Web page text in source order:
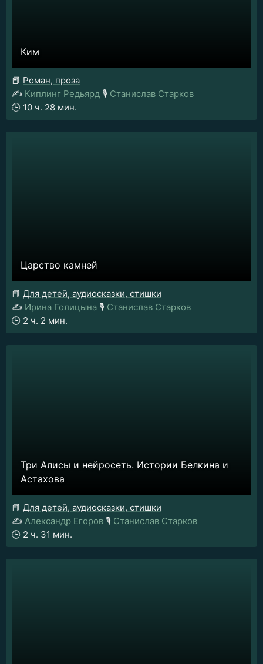
Ким
📕 Роман, проза
✍️ Киплинг Редьярд 🎙️ Станислав Старков
🕒 10 ч. 28 мин.
Царство камней
📕 Для детей, аудиосказки, стишки
✍️ Ирина Голицына 🎙️ Станислав Старков
🕒 2 ч. 2 мин.
Три Алисы и нейросеть. Истории Белкина и
Астахова
📕 Для детей, аудиосказки, стишки
✍️ Александр Егоров 🎙️ Станислав Старков
🕒 2 ч. 31 мин.